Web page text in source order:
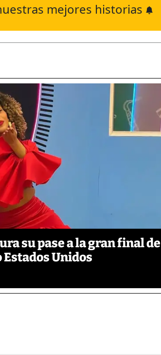
mejores historias
su pase a la gran final de
Unidos